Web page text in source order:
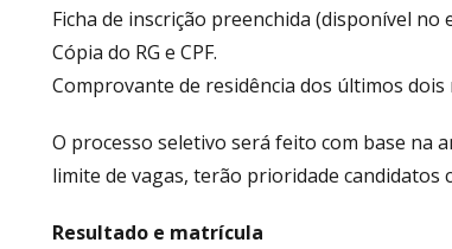
Ficha de inscrição preenchida (disponível no
Cópia do RG e CPF.
Comprovante de residência dos últimos dois
O processo seletivo será feito com base na
limite de vagas, terão prioridade candidatos
Resultado e matrícula